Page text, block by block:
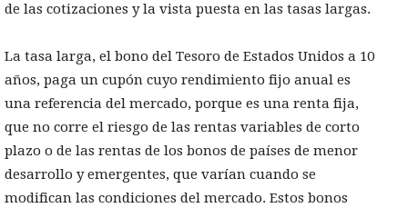
de las cotizaciones y la vista puesta en las tasas largas.
La tasa larga, el bono del Tesoro de Estados Unidos a 10
años, paga un cupón cuyo rendimiento fijo anual es
una referencia del mercado, porque es una renta fija,
que no corre el riesgo de las rentas variables de corto
plazo o de las rentas de los bonos de países de menor
desarrollo y emergentes, que varían cuando se
modifican las condiciones del mercado. Estos bonos